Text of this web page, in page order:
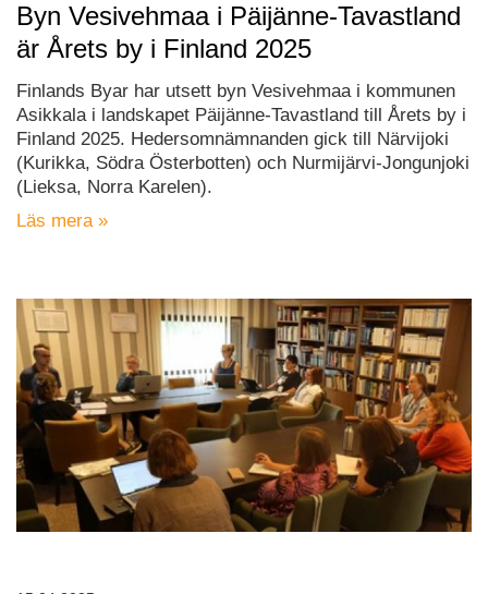
Byn Vesivehmaa i Päijänne-Tavastland
är Årets by i Finland 2025
Finlands Byar har utsett byn Vesivehmaa i kommunen
Asikkala i landskapet Päijänne-Tavastland till Årets by i
Finland 2025. Hedersomnämnanden gick till Närvijoki
(Kurikka, Södra Österbotten) och Nurmijärvi-Jongunjoki
(Lieksa, Norra Karelen).
Läs mera »